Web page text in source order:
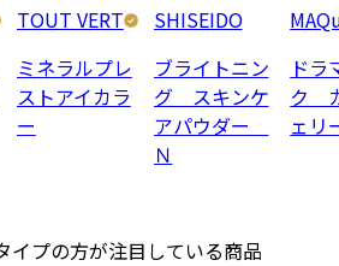
TOUT VERT
ミネラルプレ
ストアイカラ
ー
SHISEIDO
ブライトニン
グ スキンケ
アパウダー
Ｎ
ドラ
ク
ェ
イプの方が注目している商品